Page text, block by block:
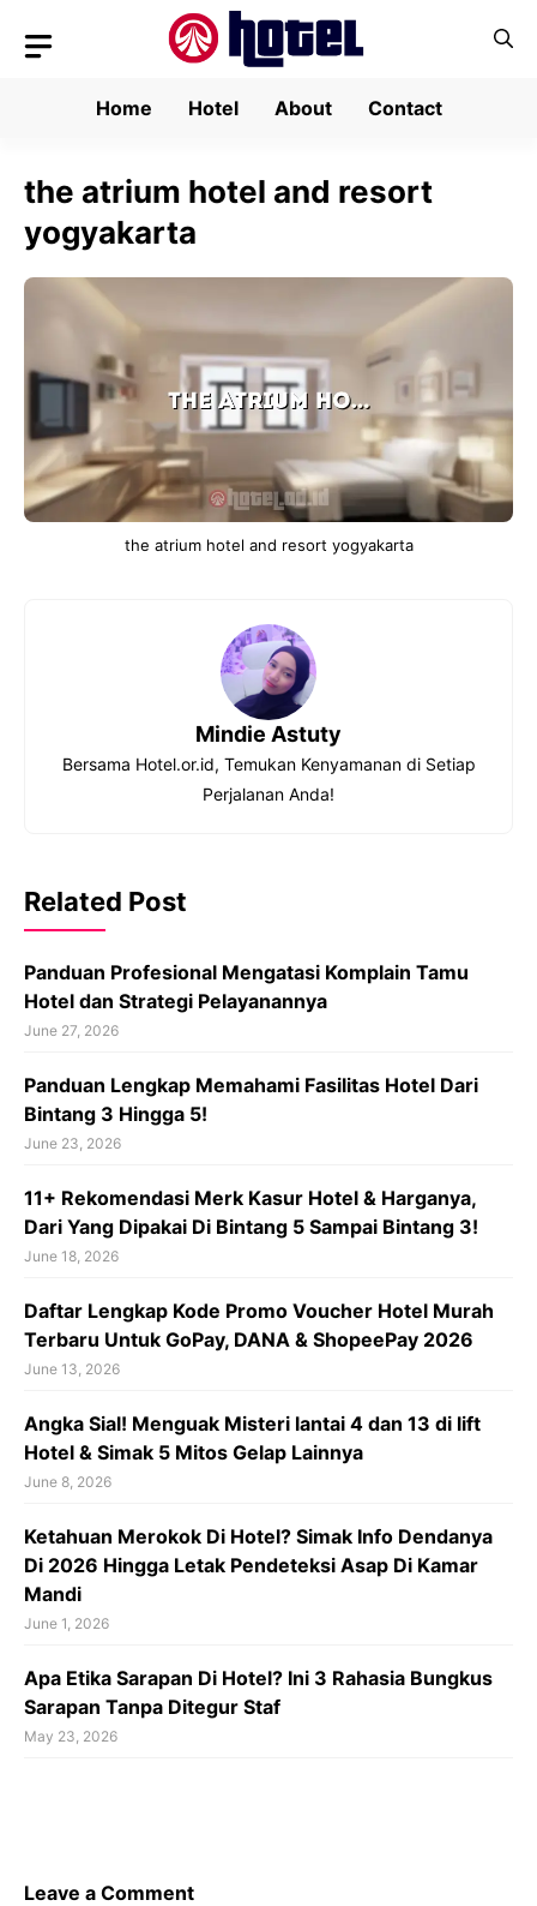
Home
Hotel About Contact
the atrium hotel and resort
yogyakarta
the atrium hotel and resort yogyakarta
Mindie Astuty
Bersama Hotel.or.id, Temukan Kenyamanan di Setiap
Perjalanan Anda!
Related Post
Panduan Profesional Mengatasi Komplain Tamu
Hotel dan Strategi Pelayanannya
June 27, 2026
Panduan Lengkap Memahami Fasilitas Hotel Dari
Bintang 3 Hingga 5!
June 23, 2026
11+ Rekomendasi Merk Kasur Hotel & Harganya,
Dari Yang Dipakai Di Bintang 5 Sampai Bintang 3!
June 18, 2026
Daftar Lengkap Kode Promo Voucher Hotel Murah
Terbaru Untuk GoPay, DANA & ShopeePay 2026
June 13, 2026
Angka Sial! Menguak Misteri lantai 4 dan 13 di lift
Hotel & Simak 5 Mitos Gelap Lainnya
June 8, 2026
Ketahuan Merokok Di Hotel? Simak Info Dendanya
Di 2026 Hingga Letak Pendeteksi Asap Di Kamar
Mandi
June 1, 2026
Apa Etika Sarapan Di Hotel? Ini 3 Rahasia Bungkus
Sarapan Tanpa Ditegur Staf
May 23, 2026
Leave a Comment